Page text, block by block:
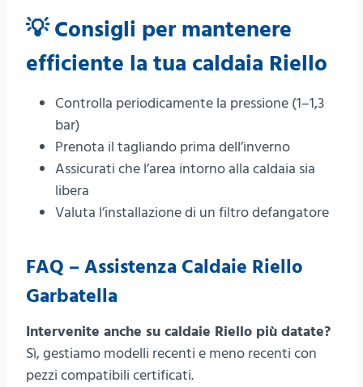
💡 Consigli per mantenere
efficiente la tua caldaia Riello
Controlla periodicamente la pressione (1–1,3
bar)
Prenota il tagliando prima dell’inverno
Assicurati che l’area intorno alla caldaia sia
libera
Valuta l’installazione di un filtro defangatore
FAQ – Assistenza Caldaie Riello
Garbatella
Intervenite anche su caldaie Riello più datate?
Sì, gestiamo modelli recenti e meno recenti con
pezzi compatibili certificati.